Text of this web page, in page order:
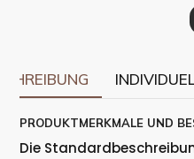
PRODUKTMERKMALE UND
Die